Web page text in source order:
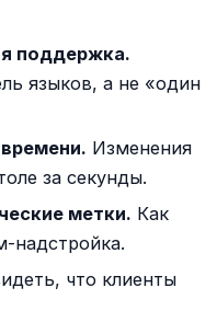
поддержка.
языков, а не «один
Изменения
за секунды.
метки. Как
надстройка.
что клиенты